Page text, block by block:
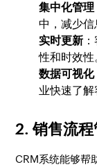
集中化管理
中，减少信
实时更新
性和时效性
数据可视化
业快速了解
2.销售流程
CRM系统能够帮